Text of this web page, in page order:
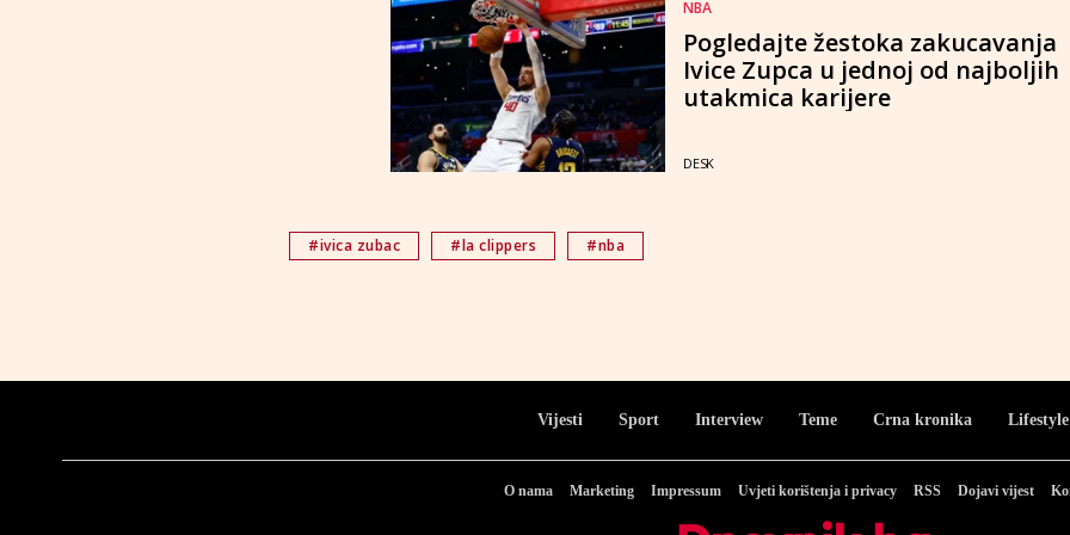
NBA
Pogledajte žestoka zakucavanja
Ivice Zupca u jednoj od najboljih
utakmica karijere
DESK
#ivica zubac #la clippers #nba
Vijesti Sport Interview Teme Crna kronika Lifestyle
O nama Marketing Impressum Uvjeti korištenja i privacy RSS Dojavi vijest